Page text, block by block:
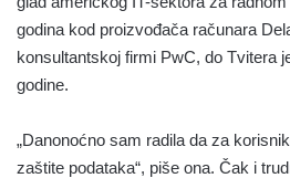
godina kod proizvođača računara
konsultantskoj firmi PwC, do Tvitera
godine.
„Danonoćno sam radila da za
zaštite podataka“, piše ona. Čak i